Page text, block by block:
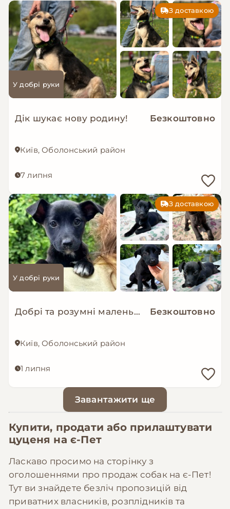
З доставкою
У добрі руки
Дік шукає нову родину! Безкоштовно
Київ, Оболонський район
7 липня
З доставкою
У добрі руки
Добрі та розумні маленькі цуценята в добрі руки! Безкоштовно
Київ, Оболонський район
1 липня
Завантажити ще
Купити, продати або прилаштувати
цуценя на є-Пет
Ласкаво просимо на сторінку з
оголошеннями про продаж собак на є-Пет!
Тут ви знайдете безліч пропозицій від
приватних власників, розплідників та